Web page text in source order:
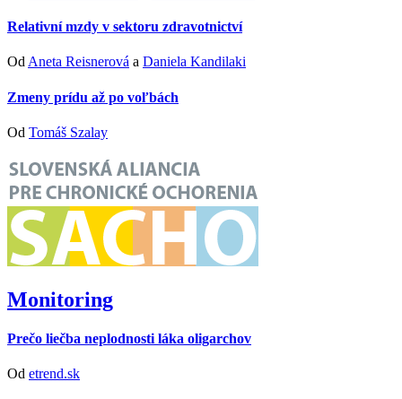
Relativní mzdy v sektoru zdravotnictví
Od Aneta Reisnerová a Daniela Kandilaki
Zmeny prídu až po voľbách
Od Tomáš Szalay
Monitoring
Prečo liečba neplodnosti láka oligarchov
Od etrend.sk